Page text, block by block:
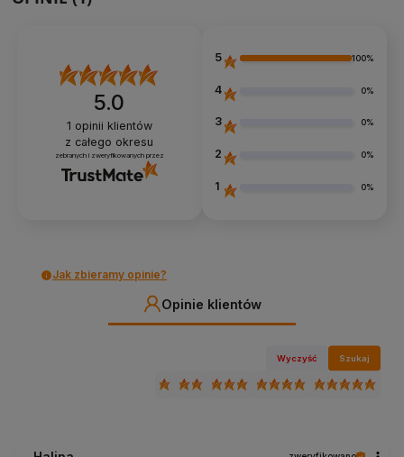
5.0
1 opinii klientów
z całego okresu
zebranych i zweryfikowanych przez
5 100%
4 0%
3 0%
2 0%
1 0%
Jak zbieramy opinie?
Opinie klientów
Wyczyść Szukaj